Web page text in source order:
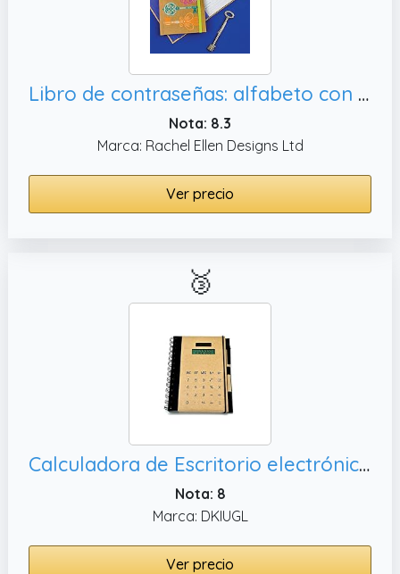
Libro de contraseñas: alfabeto con pestañas, correos electrónicos y contraseña
Nota: 8.3
Marca: Rachel Ellen Designs Ltd
Ver precio
🥉
Calculadora de Escritorio electrónica Estilo Retro Hojas Sueltas Cuaderno multifunción Solar Negocios con bolígrafo
Nota: 8
Marca: DKIUGL
Ver precio